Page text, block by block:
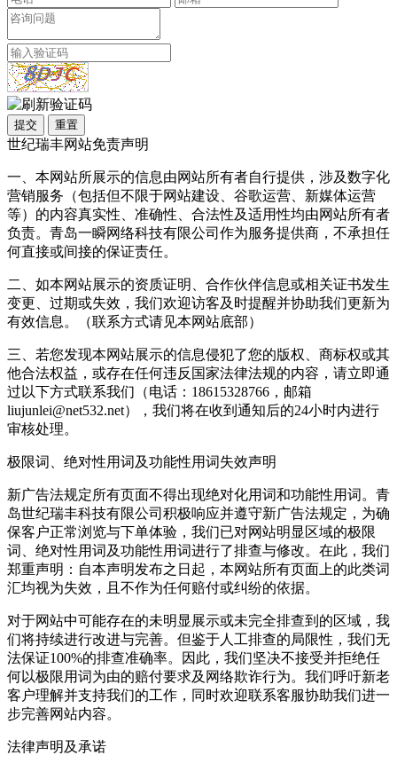
提交 重置
世纪瑞丰网站免责声明
一、本网站所展示的信息由网站所有者自行提供，涉及数字化
营销服务（包括但不限于网站建设、谷歌运营、新媒体运营
等）的内容真实性、准确性、合法性及适用性均由网站所有者
负责。青岛一瞬网络科技有限公司作为服务提供商，不承担任
何直接或间接的保证责任。
二、如本网站展示的资质证明、合作伙伴信息或相关证书发生
变更、过期或失效，我们欢迎访客及时提醒并协助我们更新为
有效信息。（联系方式请见本网站底部）
三、若您发现本网站展示的信息侵犯了您的版权、商标权或其
他合法权益，或存在任何违反国家法律法规的内容，请立即通
过以下方式联系我们（电话：18615328766，邮箱
liujunlei@net532.net），我们将在收到通知后的24小时内进行
审核处理。
极限词、绝对性用词及功能性用词失效声明
新广告法规定所有页面不得出现绝对化用词和功能性用词。青
岛世纪瑞丰科技有限公司积极响应并遵守新广告法规定，为确
保客户正常浏览与下单体验，我们已对网站明显区域的极限
词、绝对性用词及功能性用词进行了排查与修改。在此，我们
郑重声明：自本声明发布之日起，本网站所有页面上的此类词
汇均视为失效，且不作为任何赔付或纠纷的依据。
对于网站中可能存在的未明显展示或未完全排查到的区域，我
们将持续进行改进与完善。但鉴于人工排查的局限性，我们无
法保证100%的排查准确率。因此，我们坚决不接受并拒绝任
何以极限用词为由的赔付要求及网络欺诈行为。我们呼吁新老
客户理解并支持我们的工作，同时欢迎联系客服协助我们进一
步完善网站内容。
法律声明及承诺